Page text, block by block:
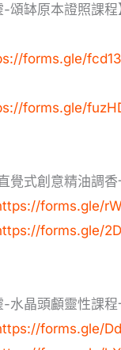
-頌缽原本證照課程
forms.gle/
forms.gle/
覺式創意精油調香
forms.gle/
forms.gle/
-水晶頭顱靈性課程
forms.gle/